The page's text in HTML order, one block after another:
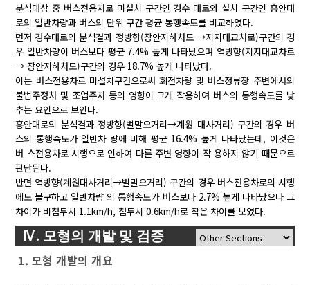
분석대상 중 버스전용차로 미설치 구간인 경수 대로와 설치 구간인 흥안대
로의 일반차량과 버스의 단위 구간 평균 통행속도를 비교하였다.
먼저 경수대로의 분석결과 정방향(장안지하차도 →지지대교차로)구간의 경
우 일반차량이 버스보다 평균 7.4% 높게 나타났으며 역방향(지지대교차로
→ 장안지하차도)구간의 경우 18.7% 높게 나타났다.
이는 버스전용차로 미설치구간으로써 회전차량 및 버스정류장 주변에서의
불법주정차 및 조업주차 등의 영향이 크게 작용하여 버스의 통행속도를 낮
추는 요인으로 보인다.
흥안대로의 분석결과 정방향(벌말오거리→계원 대사거리) 구간의 경우 버
스의 통행속도가 일반차 량에 비해 평균 16.4% 높게 나타났는데, 이것은
버 스전용차로 시행으로 인하여 다른 주변 영향이 작 용하지 않기 때문으로
판단된다.
반면 역방향(계원대사거리→벌말오거리) 구간의 경우 버스전용차로의 시행
에도 불구하고 일반차량 의 통행속도가 버스보다 2.7% 높게 나타났으나 그
차이가 비첨두시 1.1km/h, 첨두시 0.6km/h로 작은 차이를 보였다.
Ⅳ. 모형의 개발 및 검증
1. 모형 개발의 개요